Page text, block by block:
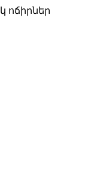
ոճիրներ